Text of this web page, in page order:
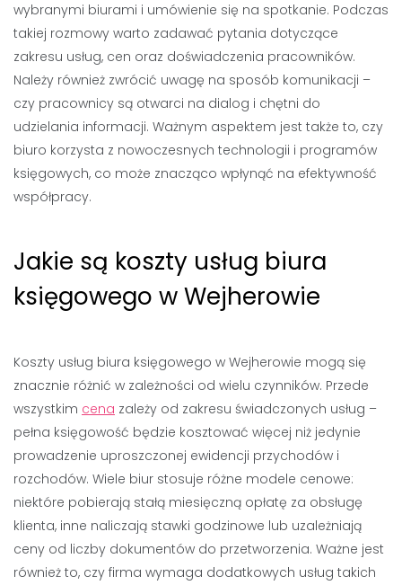
wybranymi biurami i umówienie się na spotkanie. Podczas
takiej rozmowy warto zadawać pytania dotyczące
zakresu usług, cen oraz doświadczenia pracowników.
Należy również zwrócić uwagę na sposób komunikacji –
czy pracownicy są otwarci na dialog i chętni do
udzielania informacji. Ważnym aspektem jest także to, czy
biuro korzysta z nowoczesnych technologii i programów
księgowych, co może znacząco wpłynąć na efektywność
współpracy.
Jakie są koszty usług biura
księgowego w Wejherowie
Koszty usług biura księgowego w Wejherowie mogą się
znacznie różnić w zależności od wielu czynników. Przede
wszystkim cena zależy od zakresu świadczonych usług –
pełna księgowość będzie kosztować więcej niż jedynie
prowadzenie uproszczonej ewidencji przychodów i
rozchodów. Wiele biur stosuje różne modele cenowe:
niektóre pobierają stałą miesięczną opłatę za obsługę
klienta, inne naliczają stawki godzinowe lub uzależniają
ceny od liczby dokumentów do przetworzenia. Ważne jest
również to, czy firma wymaga dodatkowych usług takich